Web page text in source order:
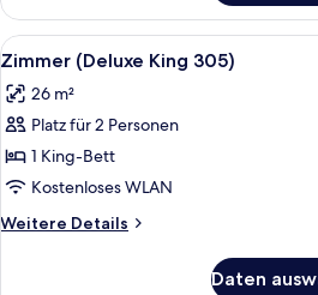
(Deluxe
King
304)
Alle
Fotos
für
Zimmer
(Deluxe
King
305)
anzeigen
6
Zimmer (Deluxe King 305)
26 m²
Platz für 2 Personen
1 King-Bett
Kostenloses WLAN
Weitere Details
Weitere
Daten